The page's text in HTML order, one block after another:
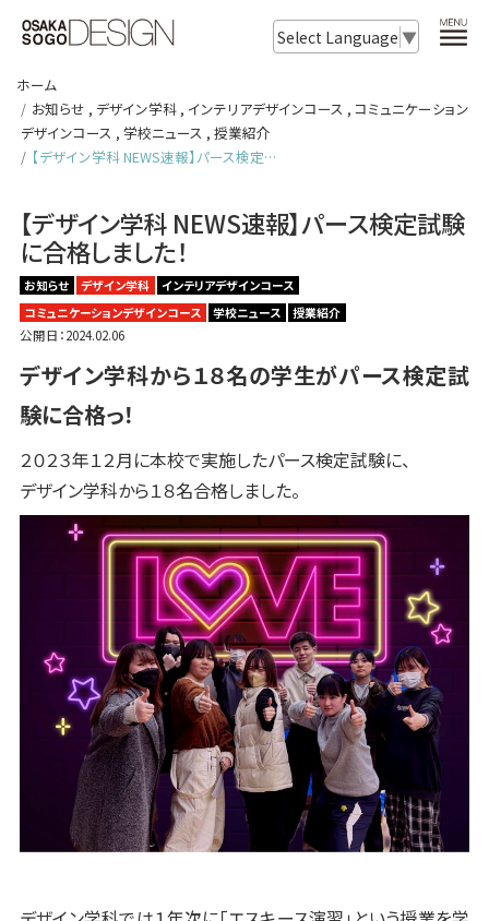
Select Language ▼
ホーム
お知らせ , デザイン学科, インテリアデザインコース , コミュニケーション
デザインコース , 学校ニュース ,授業紹介
【デザイン学科 NEWS速報】パース検定…
【デザイン学科 NEWS速報】パース検定試験
に合格しました！
お知らせ デザイン学科
インテリアデザインコース
コミュニケーションデザインコース
学校ニュース 授業紹介
公開日：2024.02.06
デザイン学科から１８名の学生がパース検定試
験に合格っ！
２０２３年１２月に本校で実施したパース検定試験に、
デザイン学科から１８名合格しました。